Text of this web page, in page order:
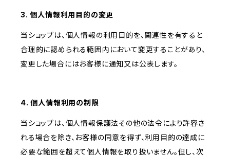
3. 個人情報利用目的の変更
当ショップは、個人情報の利用目的を、関連性を有すると
合理的に認められる範囲内において変更することがあり、
変更した場合にはお客様に通知又は公表します。
4. 個人情報利用の制限
当ショップは、個人情報保護法その他の法令により許容さ
れる場合を除き、お客様の同意を得ず、利用目的の達成に
必要な範囲を超えて個人情報を取り扱いません。但し、次